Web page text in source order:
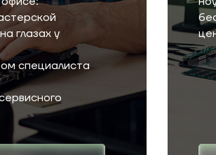
глазах у
специалиста